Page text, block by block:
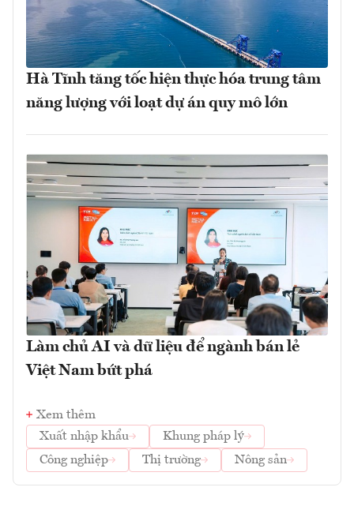
Hà Tĩnh tăng tốc hiện thực hóa trung tâm
năng lượng với loạt dự án quy mô lớn
Làm chủ AI và dữ liệu để ngành bán lẻ
Việt Nam bứt phá
Xem thêm
Xuất nhập khẩu
Khung pháp lý
Công nghiệp
Thị trường Nông sản